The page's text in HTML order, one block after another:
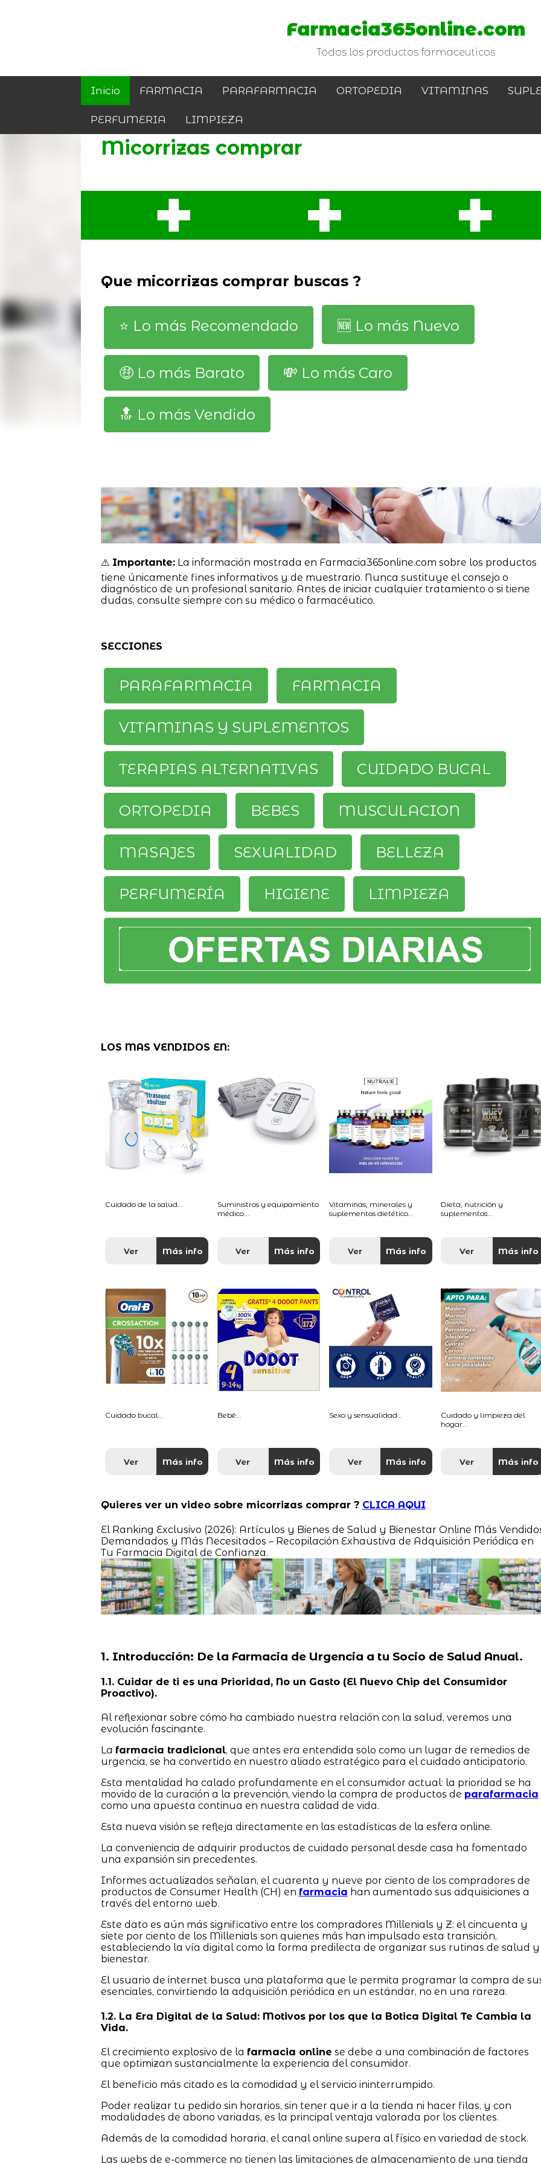
Farmacia365online.com
Todos los productos farmaceuticos
Inicio FARMACIA PARAFARMACIA ORTOPEDIA VITAMINAS
PERFUMERIA LIMPIEZA
Micorrizas comprar
Que micorrizas comprar buscas ?
⭐️ Lo más Recomendado 🆕️ Lo más Nuevo
🤑 Lo más Barato 💸 Lo más Caro
🔝 Lo más Vendido
⚠️ Importante:La información mostrada en Farmacia365online.com sobre los productos
tiene únicamente fines informativos y de muestrario. Nunca sustituye el consejo o
diagnóstico de un profesional sanitario. Antes de iniciar cualquier tratamiento o si tiene
dudas, consulte siempre con su médico o farmacéutico.
SECCIONES
PARAFARMACIA FARMACIA
VITAMINAS Y SUPLEMENTOS
TERAPIAS ALTERNATIVAS CUIDADO BUCAL
ORTOPEDIA BEBES MUSCULACION
MASAJES SEXUALIDAD BELLEZA
PERFUMERÍA HIGIENE LIMPIEZA
LOS MAS VENDIDOS EN:
Cuidado de la salud...
Ver Más info
Suministros y equipamiento
médico...
Ver Más info
Vitaminas, minerales y
suplementos dietético...
Ver Más info
Dieta, nutrición y
suplementos...
Ver Más info
Cuidado bucal...
Ver Más info
Bebé...
Ver Más info
Sexo y sensualidad...
Ver Más info
Cuidado y limpieza del
hogar...
Ver Más info
Quieres ver un video sobre micorrizas comprar ? CLICA AQUI
El Ranking Exclusivo (2026): Artículos y Bienes de Salud y Bienestar Online Más
Demandados y Más Necesitados – Recopilación Exhaustiva de Adquisición Periódica en
Tu Farmacia Digital de Confianza.
1. Introducción: De la Farmacia de Urgencia a tu Socio de Salud Anual.
1.1. Cuidar de ti es una Prioridad, No un Gasto (El Nuevo Chip del Consumidor
Proactivo).
Al reflexionar sobre cómo ha cambiado nuestra relación con la salud, veremos una
evolución fascinante.
La farmacia tradicional, que antes era entendida solo como un lugar de remedios de
urgencia, se ha convertido en nuestro aliado estratégico para el cuidado anticipatorio.
Esta mentalidad ha calado profundamente en el consumidor actual: la prioridad se ha
movido de la curación a la prevención, viendo la compra de productos de parafarmacia
como una apuesta continua en nuestra calidad de vida.
Esta nueva visión se refleja directamente en las estadísticas de la esfera online.
La conveniencia de adquirir productos de cuidado personal desde casa ha fomentado
una expansión sin precedentes.
Informes actualizados señalan, el cuarenta y nueve por ciento de los compradores de
productos de Consumer Health (CH) en farmacia han aumentado sus adquisiciones a
través del entorno web.
Este dato es aún más significativo entre los compradores Millenials y Z: el cincuenta y
siete por ciento de los Millenials son quienes más han impulsado esta transición,
estableciendo la vía digital como la forma predilecta de organizar sus rutinas de salud y
bienestar.
El usuario de internet busca una plataforma que le permita programar la compra de
esenciales, convirtiendo la adquisición periódica en un estándar, no en una rareza.
1.2. La Era Digital de la Salud: Motivos por los que la Botica Digital Te Cambia la
Vida.
El crecimiento explosivo de la farmacia online se debe a una combinación de factores
que optimizan sustancialmente la experiencia del consumidor.
El beneficio más citado es la comodidad y el servicio ininterrumpido.
Poder realizar tu pedido sin horarios, sin tener que ir a la tienda ni hacer filas, y con
modalidades de abono variadas, es la principal ventaja valorada por los clientes.
Además de la comodidad horaria, el canal online supera al físico en variedad de stock.
Las webs de e-commerce no tienen las limitaciones de almacenamiento de una tienda